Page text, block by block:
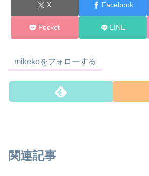
X Facebook
Pocket LINE
mikekoをフォローする
関連記事